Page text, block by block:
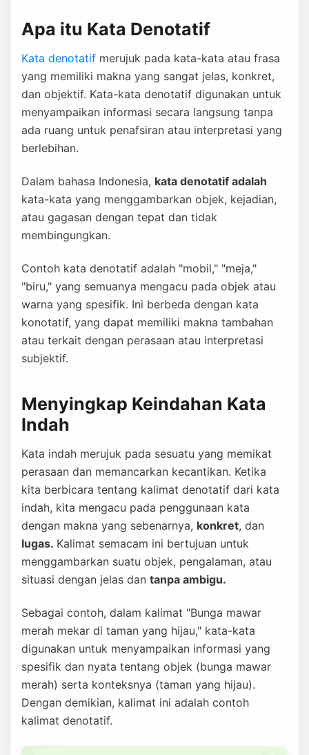
Apa itu Kata Denotatif
Kata denotatif merujuk pada kata-kata atau frasa
yang memiliki makna yang sangat jelas, konkret,
dan objektif. Kata-kata denotatif digunakan untuk
menyampaikan informasi secara langsung tanpa
ada ruang untuk penafsiran atau interpretasi yang
berlebihan.
Dalam bahasa Indonesia, kata denotatif adalah
kata-kata yang menggambarkan objek, kejadian,
atau gagasan dengan tepat dan tidak
membingungkan.
Contoh kata denotatif adalah "mobil," "meja,"
"biru," yang semuanya mengacu pada objek atau
warna yang spesifik. Ini berbeda dengan kata
konotatif, yang dapat memiliki makna tambahan
atau terkait dengan perasaan atau interpretasi
subjektif.
Menyingkap Keindahan Kata
Indah
Kata indah merujuk pada sesuatu yang memikat
perasaan dan memancarkan kecantikan. Ketika
kita berbicara tentang kalimat denotatif dari kata
indah, kita mengacu pada penggunaan kata
dengan makna yang sebenarnya, konkret, dan
lugas. Kalimat semacam ini bertujuan untuk
menggambarkan suatu objek, pengalaman, atau
situasi dengan jelas dan tanpa ambigu.
Sebagai contoh, dalam kalimat "Bunga mawar
merah mekar di taman yang hijau," kata-kata
digunakan untuk menyampaikan informasi yang
spesifik dan nyata tentang objek (bunga mawar
merah) serta konteksnya (taman yang hijau).
Dengan demikian, kalimat ini adalah contoh
kalimat denotatif.